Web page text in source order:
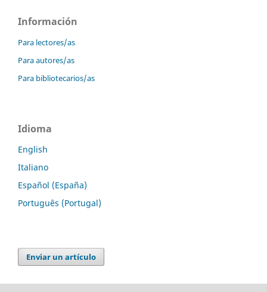
Información
Para lectores/as
Para autores/as
Para bibliotecarios/as
Idioma
English
Italiano
Español (España)
Português (Portugal)
Enviar un artículo